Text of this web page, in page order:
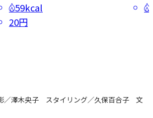
59kcal
20円
／澤木央子 スタイリング／久保百合子 文